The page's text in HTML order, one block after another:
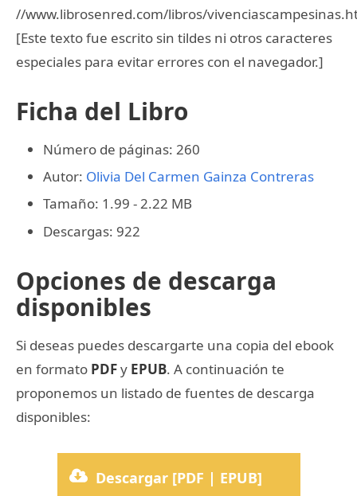
//www.librosenred.com/libros/
[Este texto fue escrito sin tildes ni otros caracteres
especiales para evitar errores con el navegador.]
Ficha del Libro
Número de páginas: 260
Autor: Olivia Del Carmen Gainza Contreras
Tamaño: 1.99 - 2.22 MB
Descargas: 922
Opciones de descarga
disponibles
Si deseas puedes descargarte una copia del ebook
en formato PDFy EPUB. A continuación te
proponemos un listado de fuentes de descarga
disponibles:
Descargar [PDF | EPUB]